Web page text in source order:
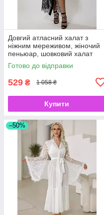
Довгий атласний халат з
ніжним мереживом, жіночий
пеньюар, шовковий халат
чорний S
Готово до відправки
529 ₴ 1 058 ₴
Купити
–50%